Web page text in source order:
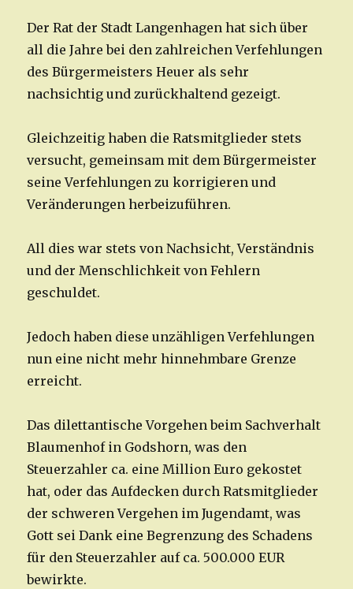
Der Rat der Stadt Langenhagen hat sich über
all die Jahre bei den zahlreichen Verfehlungen
des Bürgermeisters Heuer als sehr
nachsichtig und zurückhaltend gezeigt.
Gleichzeitig haben die Ratsmitglieder stets
versucht, gemeinsam mit dem Bürgermeister
seine Verfehlungen zu korrigieren und
Veränderungen herbeizuführen.
All dies war stets von Nachsicht, Verständnis
und der Menschlichkeit von Fehlern
geschuldet.
Jedoch haben diese unzähligen Verfehlungen
nun eine nicht mehr hinnehmbare Grenze
erreicht.
Das dilettantische Vorgehen beim Sachverhalt
Blaumenhof in Godshorn, was den
Steuerzahler ca. eine Million Euro gekostet
hat, oder das Aufdecken durch Ratsmitglieder
der schweren Vergehen im Jugendamt, was
Gott sei Dank eine Begrenzung des Schadens
für den Steuerzahler auf ca. 500.000 EUR
bewirkte.